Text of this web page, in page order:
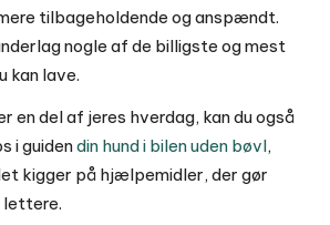
tilbageholdende og anspændt.
nogle af de billigste og mest
kan lave.
en del af jeres hverdag, kan du også
i guidendin hund i bilen uden bøvl,
kigger på hjælpemidler, der gør
lettere.